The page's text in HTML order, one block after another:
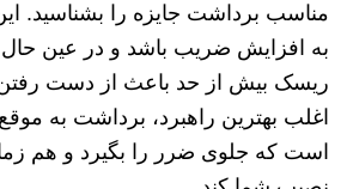
مناسب برداشت جایزه را بشناسید.
به افزایش ضریب باشد و در عین
ریسک بیش از حد باعث از دست
اغلب بهترین راهبرد، برداشت به
است که جلوی ضرر را بگیرد و هم